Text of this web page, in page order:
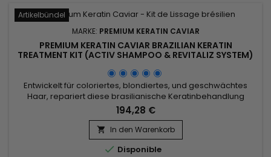
Artikelbündel
MARKE: PREMIUM KERATIN CAVIAR
PREMIUM KERATIN CAVIAR BRAZILIAN KERATIN
TREATMENT KIT (ACTIV SHAMPOO & REVITALIZ SYSTEM)
Entwickelt für coloriertes, blondiertes, und geschwächtes
Haar, repariert diese brasilianische Keratinbehandlung
tiefgehend, spendet intensive Feuchtigkeit und glättet.
Angereichert mit Phyto-Keratin, Kaolin und Panthenol
bekämpft die Premium Keratin Caviar Brazilian Keratin
Treatment Frizz effektiv und stärkt die Haarfaser, um
Haarbruch zu verhindern....
194,28 €
 In den Warenkorb
 Disponible